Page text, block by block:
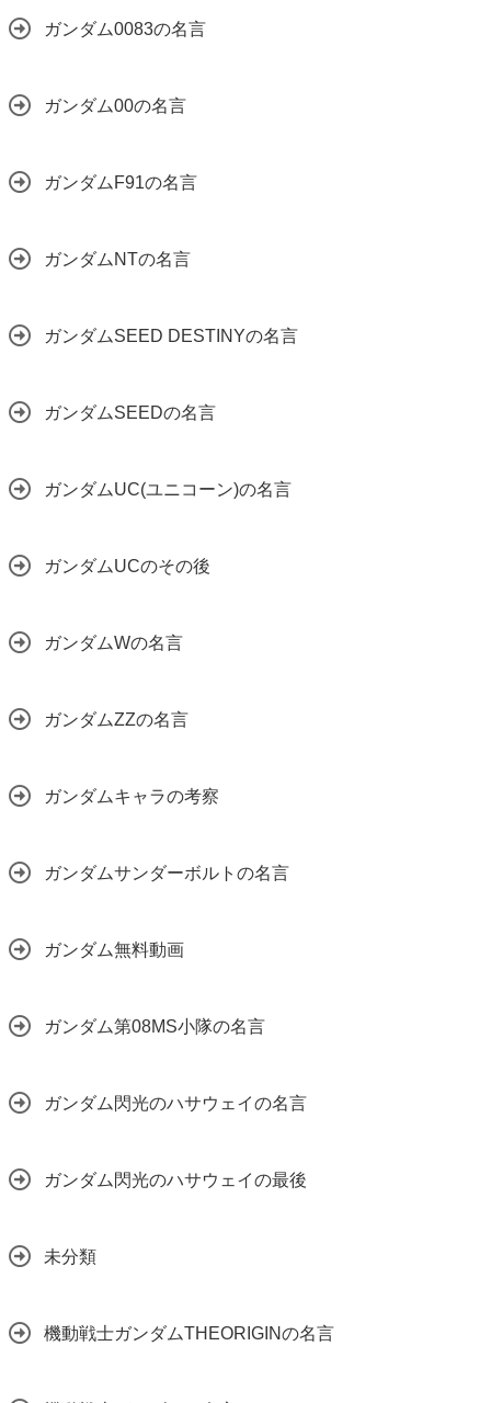
ガンダム0083の名言
ガンダム00の名言
ガンダムF91の名言
ガンダムNTの名言
ガンダムSEED DESTINYの名言
ガンダムSEEDの名言
ガンダムUC(ユニコーン)の名言
ガンダムUCのその後
ガンダムWの名言
ガンダムZZの名言
ガンダムキャラの考察
ガンダムサンダーボルトの名言
ガンダム無料動画
ガンダム第08MS小隊の名言
ガンダム閃光のハサウェイの名言
ガンダム閃光のハサウェイの最後
未分類
機動戦士ガンダムTHEORIGINの名言